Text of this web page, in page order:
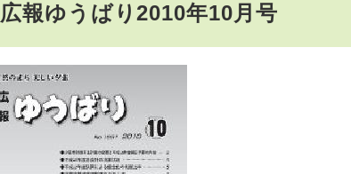
広報ゆうばり2010年10月号